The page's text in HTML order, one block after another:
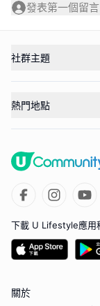
發表第一個留
社群主題
熱門地點
下載 U Lifestyle應用
關於